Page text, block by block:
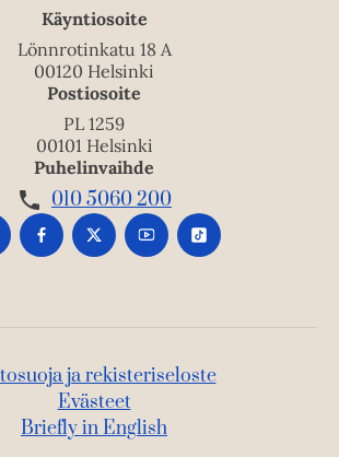
Käyntiosoite
Lönnrotinkatu 18 A
00120 Helsinki
Postiosoite
PL 1259
00101 Helsinki
Puhelinvaihde
010 5060 200
ja rekisteriseloste
Evästeet
Briefly in English